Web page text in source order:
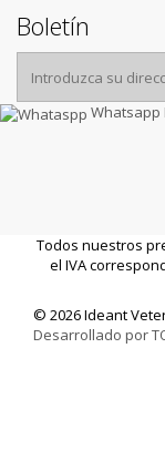
Boletín
Whatsapp
Todos nuestros
el IVA
© 2026 Ideant
Desarrollado por